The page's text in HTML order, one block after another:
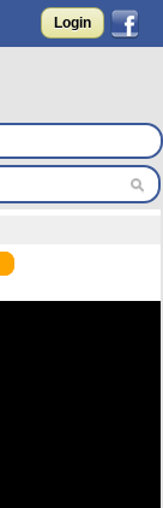
Login